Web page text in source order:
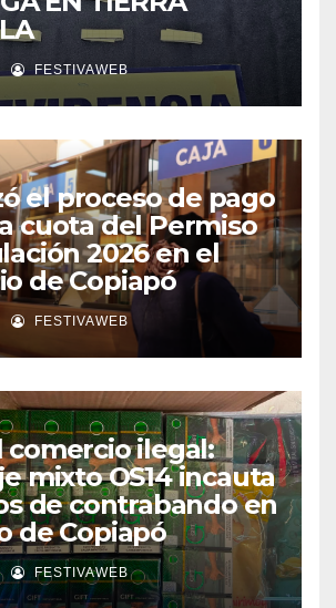
FESTIVAWEB
el proceso de pago
cuota del Permiso
2026 en el
de Copiapó
FESTIVAWEB
comercio ilegal:
mixto OS14 incauta
de contrabando en
de Copiapó
FESTIVAWEB